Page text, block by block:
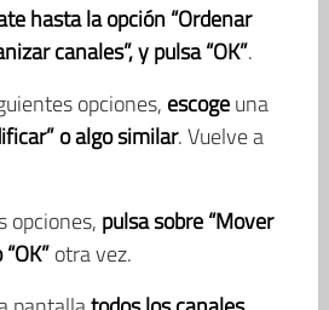
hasta la opción “Ordenar
canales”, y pulsa “OK”.
opciones, escogeuna
o algo similar. Vuelve a
opciones, pulsa sobre “Mover
otra vez.